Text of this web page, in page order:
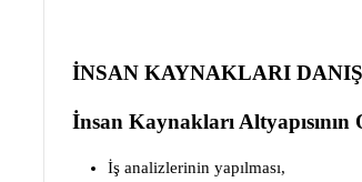
İNSAN KAYNAKLARI
İnsan Kaynakları Altyapısının
İş analizlerinin yapılması,